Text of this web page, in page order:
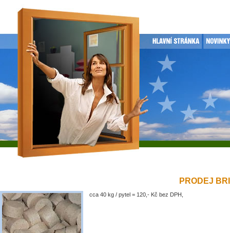
PRODEJ
cca 40 kg / pytel = 120,- Kč bez DPH,